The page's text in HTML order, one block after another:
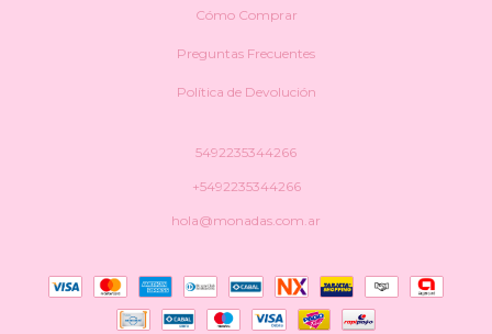
Cómo Comprar
Preguntas Frecuentes
Política de Devolución
5492235344266
+5492235344266
hola@monadas.com.ar